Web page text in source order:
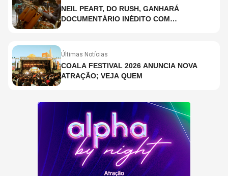
NEIL PEART, DO RUSH, GANHARÁ
DOCUMENTÁRIO INÉDITO COM
Últimas Notícias
COALA FESTIVAL 2026 ANUNCIA NOVA
ATRAÇÃO; VEJA QUEM